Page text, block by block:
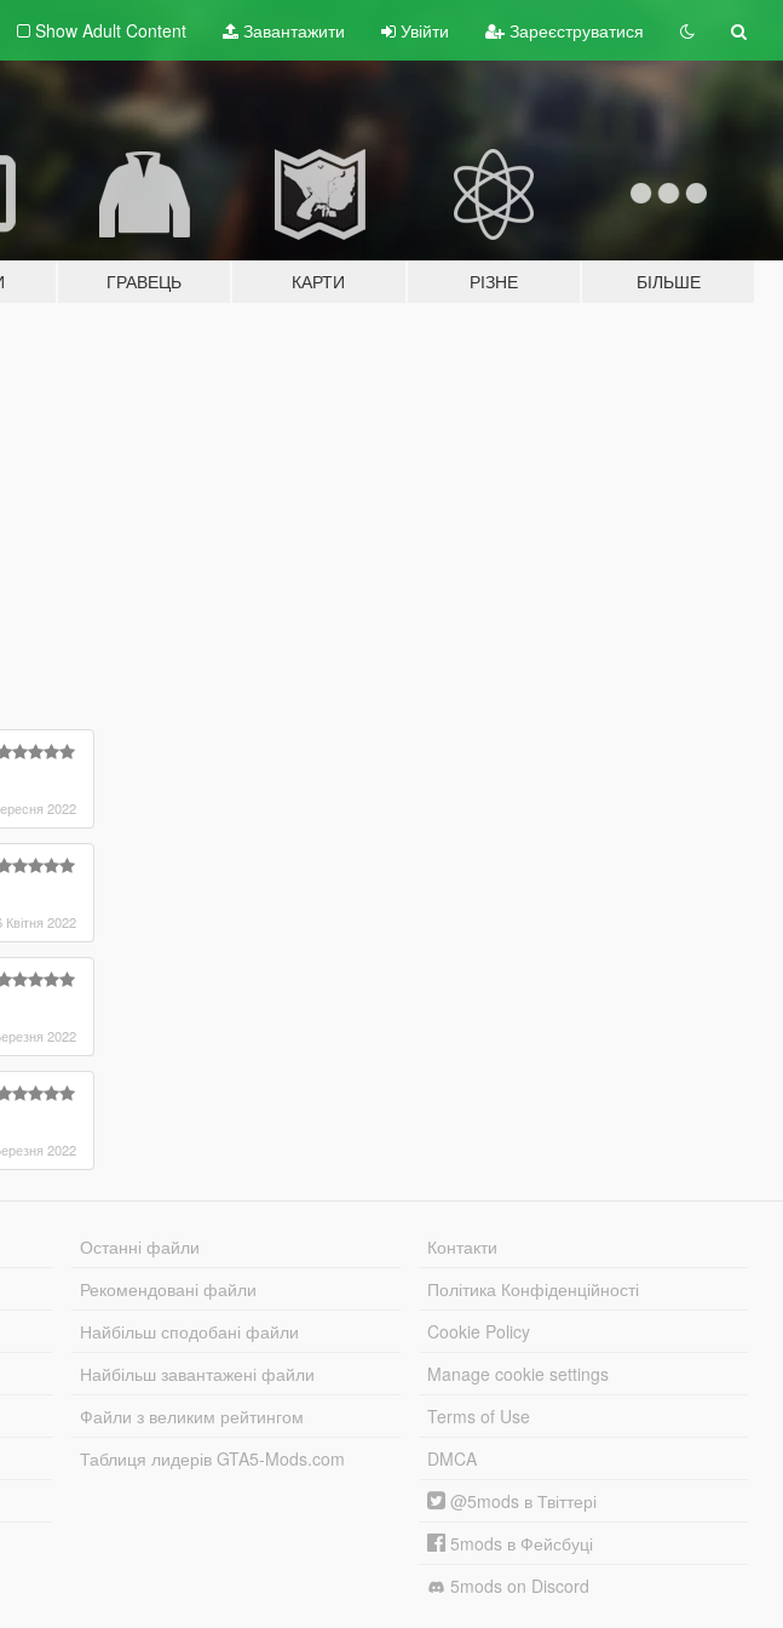
Show Adult Content Завантажити Увійти Зареєструватися
ГРАВЕЦЬ КАРТИ РІЗНЕ БІЛЬШЕ
2022
Квітня 2022
2022
2022
Останні файли
Рекомендовані файли
Найбільш сподобані файли
Найбільш завантажені файли
Файли з великим рейтингом
Таблиця лидерів GTA5-Mods.com
Контакти
Політика Конфіденційності
Cookie Policy
Manage cookie settings
Terms of Use
DMCA
@5mods в Твіттері
5mods в Фейсбуці
5mods on Discord